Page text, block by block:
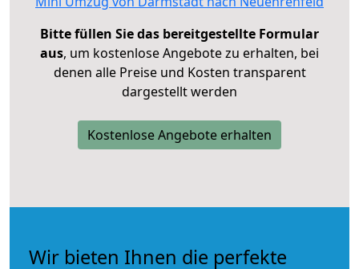
Bitte füllen Sie das bereitgestellte Formular
aus, um kostenlose Angebote zu erhalten, bei
denen alle Preise und Kosten transparent
dargestellt werden
Kostenlose Angebote erhalten
Wir bieten Ihnen die perfekte